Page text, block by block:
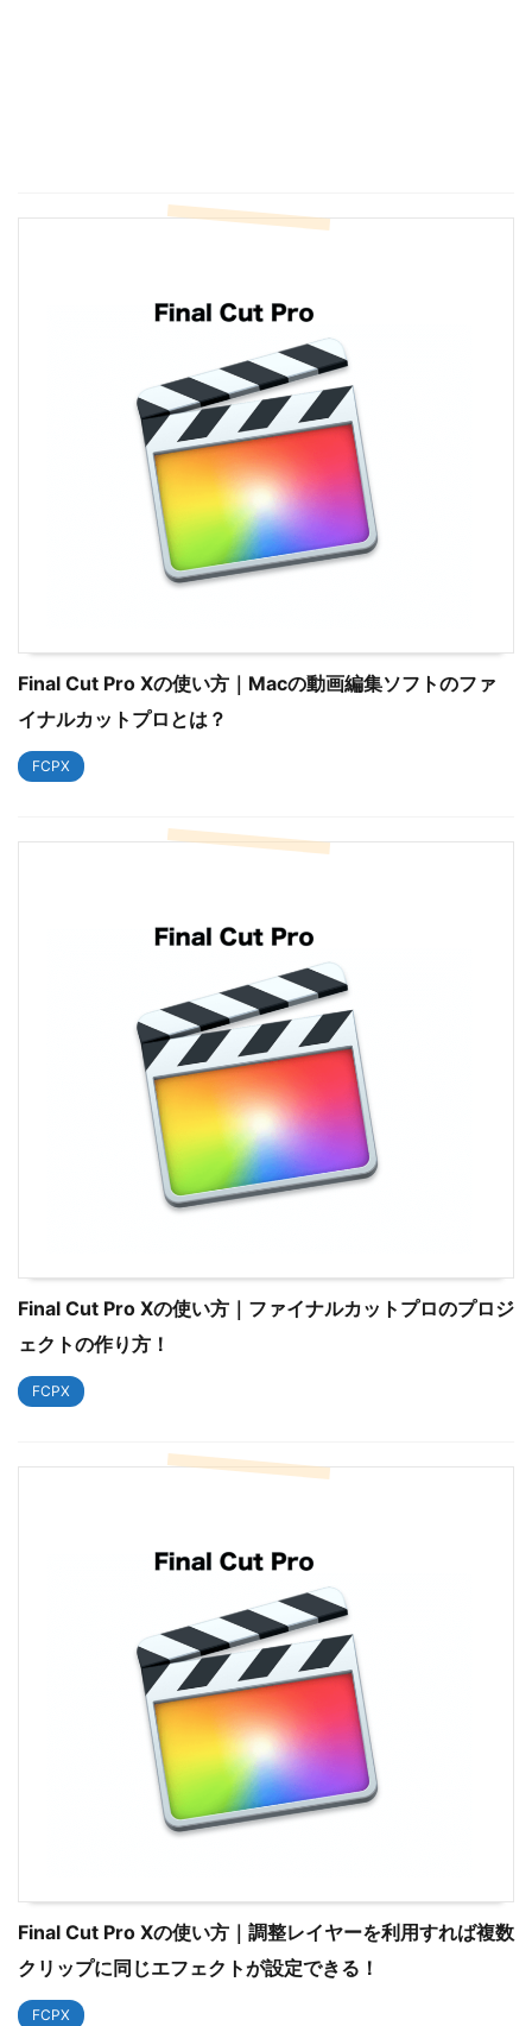
Final Cut Pro Xの使い方｜Macの動画編集ソフトのファ
イナルカットプロとは？
FCPX
Final Cut Pro Xの使い方｜ファイナルカットプロのプロジ
ェクトの作り方！
FCPX
Final Cut Pro Xの使い方｜調整レイヤーを利用すれば複数
クリップに同じエフェクトが設定できる！
FCPX